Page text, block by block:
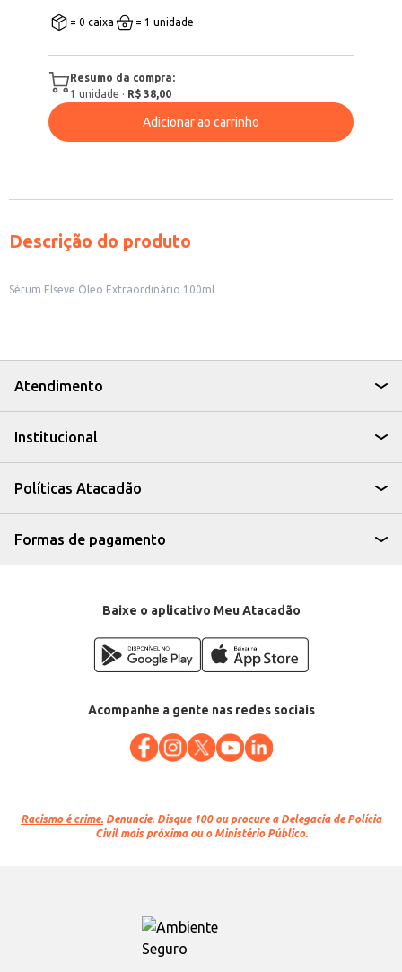
= 0 caixa = 1 unidade
Resumo da compra:
1 unidade · R$ 38,00
Adicionar ao carrinho
Descrição do produto
Sérum Elseve Óleo Extraordinário 100ml
Atendimento
Institucional
Políticas Atacadão
Formas de pagamento
Baixe o aplicativo Meu Atacadão
Acompanhe a gente nas redes sociais
Racismo é crime. Denuncie. Disque 100 ou procure a Delegacia de Polícia
Civil mais próxima ou o Ministério Público.